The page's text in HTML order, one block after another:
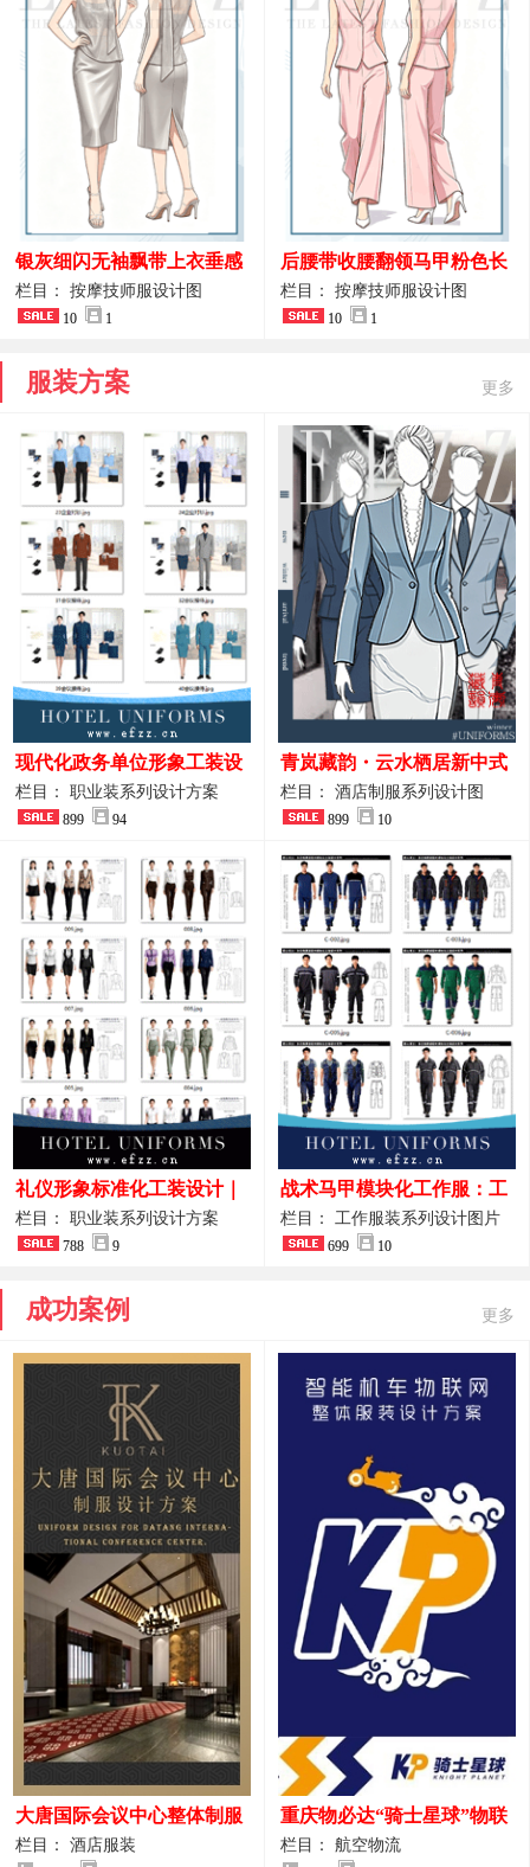
银灰细闪无袖飘带上衣垂感
开叉中长裙 星级酒店前厅礼
仪高级全套工作服
栏目： 按摩技师服设计图
10 1
后腰带收腰翻领马甲粉色长
裤套装 美容门店前台主管精
致高级工装
栏目： 按摩技师服设计图
10 1
服装方案 更多
现代化政务单位形象工装设
计｜国风会务接待西装制服
整套方案
栏目： 职业装系列设计方案
899 94
青岚藏韵・云水栖居新中式
酒店全岗位制服设计原创作
品图
栏目： 酒店制服系列设计图
899 10
礼仪形象标准化工装设计｜
高端服务业仪态塑造专属职
业装系列
栏目： 职业装系列设计方案
788 9
战术马甲模块化工作服：工
程巡检与设备调试岗位的多
功能收纳设计
栏目： 工作服装系列设计图片
699 10
成功案例 更多
大唐国际会议中心整体制服
设计案例
栏目： 酒店服装
重庆物必达“骑士星球”物联
网派送人员服装设计案例
栏目： 航空物流